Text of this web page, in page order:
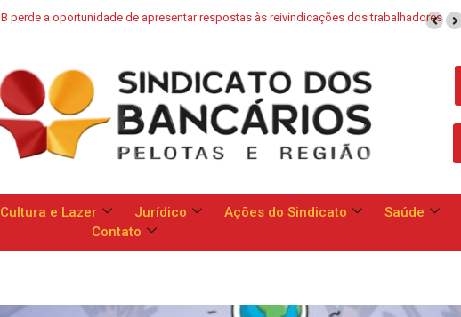
Saúde Caixa: Banco apresenta proposta que chega a dobrar mensalidade
Cultura e Lazer Jurídico Ações do Sindicato Saúde
Contato